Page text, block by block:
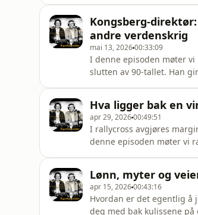
forsyningssikkerhet,
Kongsberg-
andre verdenskrig
mai 13, 202600:33:09
I denne episoden møter
slutten av 90-tallet. Han
hvordan økt etterspør
Hva ligger bak en
apr 29, 202600:49:51
I rallycross avgjøres
denne episoden møter vi
ingeniørteamet kan
Lønn, myter og
apr 15, 202600:43:16
Hvordan er det egentlig å
deg med bak kulissene